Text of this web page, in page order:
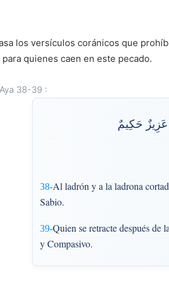
los versículos coránicos que
quienes caen en este pecado.
38-39 :
عَزِيزٌ حَكِيمٌ
38-Al ladrón y a la ladrona
Sabio.
39-Quien se retracte después
y Compasivo.